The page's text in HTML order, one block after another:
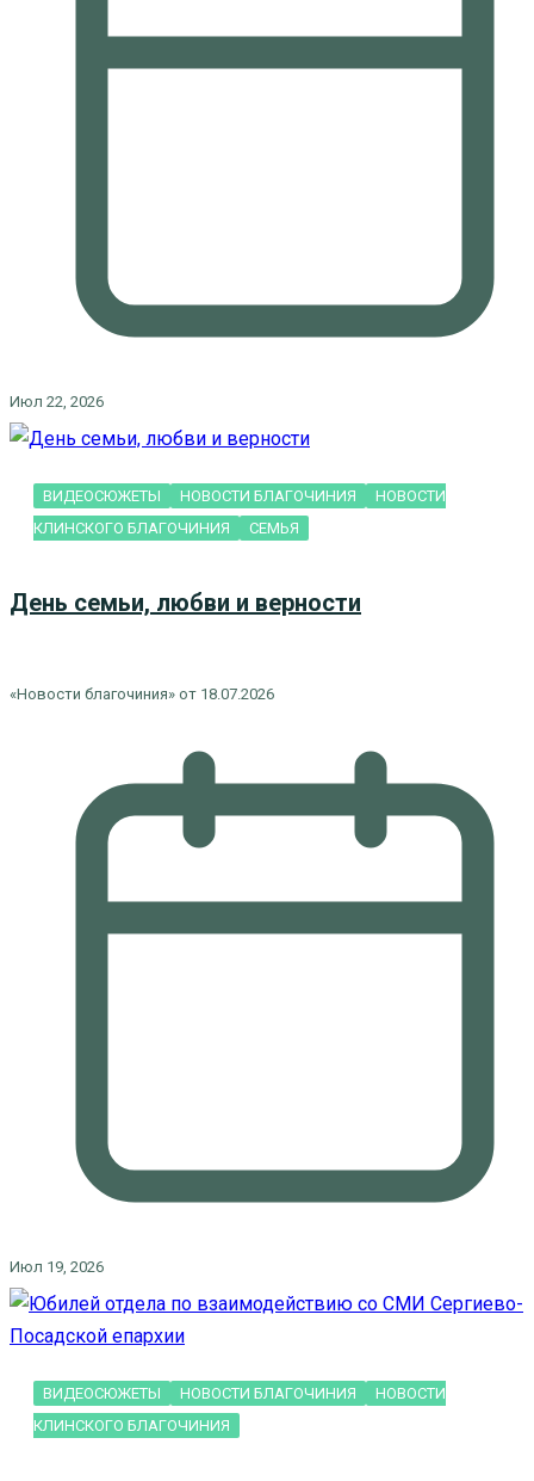
Июл 22, 2026
ВИДЕОСЮЖЕТЫ НОВОСТИ БЛАГОЧИНИЯ
НОВОСТИ
КЛИНСКОГО БЛАГОЧИНИЯ
СЕМЬЯ
День семьи, любви и верности
«Новости благочиния» от 18.07.2026
Июл 19, 2026
ВИДЕОСЮЖЕТЫ НОВОСТИ БЛАГОЧИНИЯ
НОВОСТИ
КЛИНСКОГО БЛАГОЧИНИЯ